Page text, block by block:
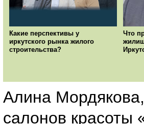
Какие перспективы у
иркутского рынка жилого
строительства?
Что
Алина
салонов красоты